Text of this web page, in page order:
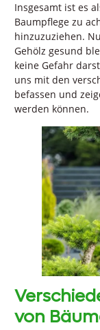
Insgesamt ist es
Baumpflege zu
hinzuzuziehen.
Gehölz gesund
keine Gefahr
uns mit den
befassen und
werden können.
von